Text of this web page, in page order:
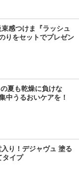
感つけま『ラッシュ
りをセットでプレゼン
夏も乾燥に負けな
中うるおいケアを！
入り！デジャヴュ 塗る
タイプ